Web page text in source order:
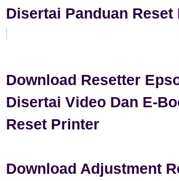
Disertai Panduan Reset
Download Resetter
Disertai Video Dan E-
Reset Printer
Download Adjustment